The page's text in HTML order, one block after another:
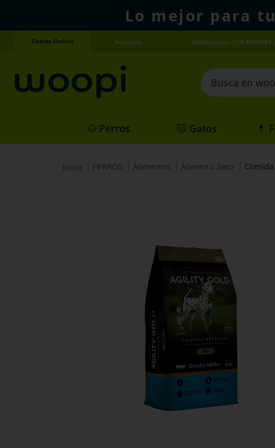
Lo mejor para
Tienda Online Servicios Contáctanos: 314 5929641
Busca en woopi
1
agility gold
🐶 Perros 🐱 Gatos 💊
PERROS Alimentos Alimento Seco